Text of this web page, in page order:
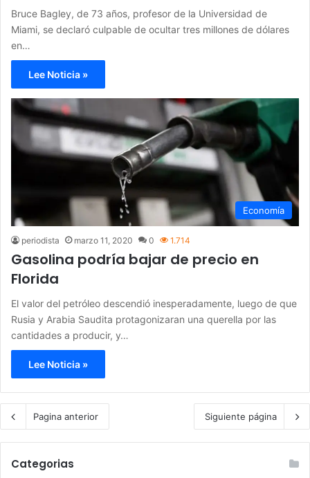
Bruce Bagley, de 73 años, profesor de la Universidad de
Miami, se declaró culpable de ocultar tres millones de dólares
en…
Lee Noticia »
Economía
periodista marzo 11, 2020 0 1.714
Gasolina podría bajar de precio en
Florida
El valor del petróleo descendió inesperadamente, luego de que
Rusia y Arabia Saudita protagonizaran una querella por las
cantidades a producir, y…
Lee Noticia »
Pagina anterior Siguiente página
Categorias